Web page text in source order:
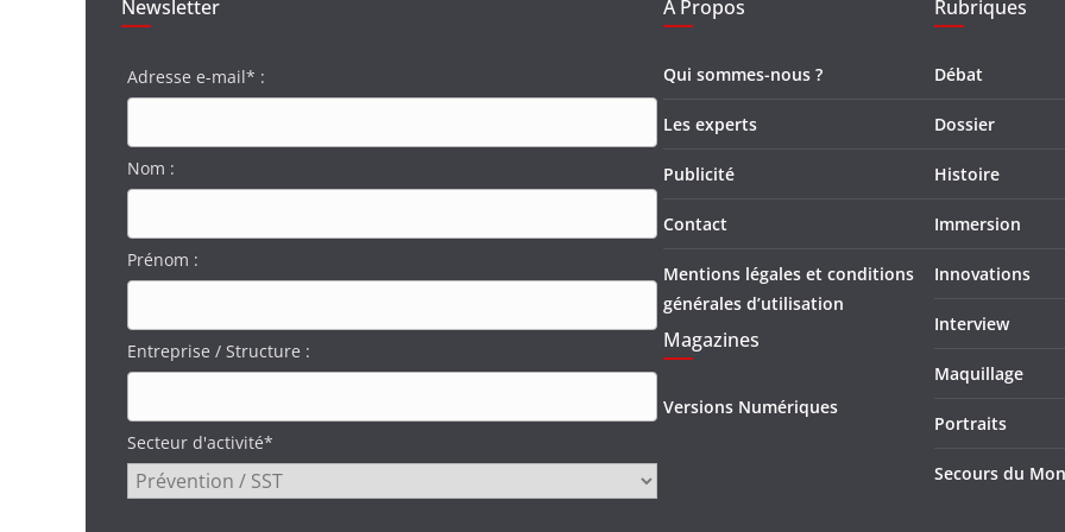
Newsletter
Adresse e-mail* :
Nom :
Prénom :
Entreprise / Structure :
Secteur d'activité*
A Propos
Qui sommes-nous ?
Les experts
Publicité
Contact
Mentions légales et conditions
générales d’utilisation
Magazines
Versions Numériques
Rubriques
Débat
Dossier
Histoire
Immersion
Innovations
Interview
Maquillage
Portraits
Secours du